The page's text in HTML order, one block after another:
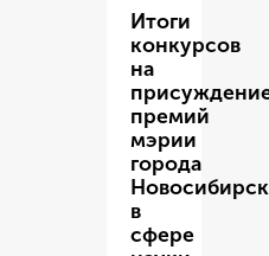
Итоги
конкурсов
на
премий
мэрии
города
в
сфере